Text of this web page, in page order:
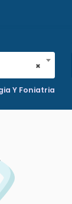
×
Y Foniatria